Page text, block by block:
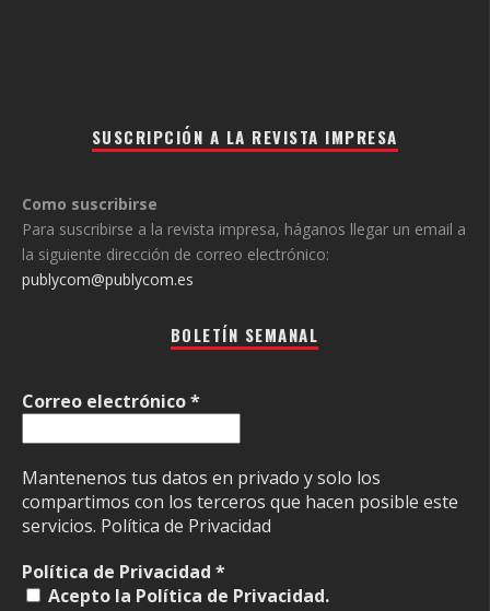
SUSCRIPCIÓN A LA REVISTA IMPRESA
Como suscribirse
Para suscribirse a la revista impresa, háganos llegar un email a
la siguiente dirección de correo electrónico:
publycom@publycom.es
BOLETÍN SEMANAL
Correo electrónico*
Mantenenos tus datos en privado y solo los
compartimos con los terceros que hacen posible este
servicios. Política de Privacidad
Política de Privacidad *
Acepto la Política de Privacidad.